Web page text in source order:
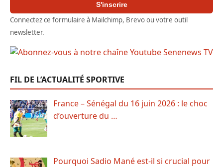
S'inscrire
Connectez ce formulaire à Mailchimp, Brevo ou votre outil
newsletter.
FIL DE L’ACTUALITÉ SPORTIVE
France – Sénégal du 16 juin 2026 : le choc
d’ouverture du …
Pourquoi Sadio Mané est-il si crucial pour